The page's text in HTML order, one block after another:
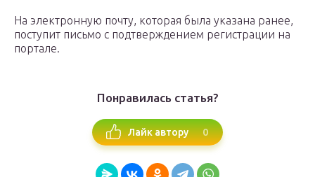
На электронную почту, которая была указана ранее,
поступит письмо с подтверждением регистрации на
портале.
Понравилась статья?
Лайк автору 0